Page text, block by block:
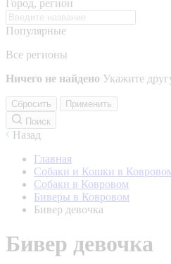
Город, регион
Популярные
Все регионы
Ничего не найдено Укажите
Сбросить
Применить
Поиск
Назад
Главная
Собаки и Кошки в
Собаки в Ковровом
Биверы в Ковровом
Бивер девочка
Бивер девочка